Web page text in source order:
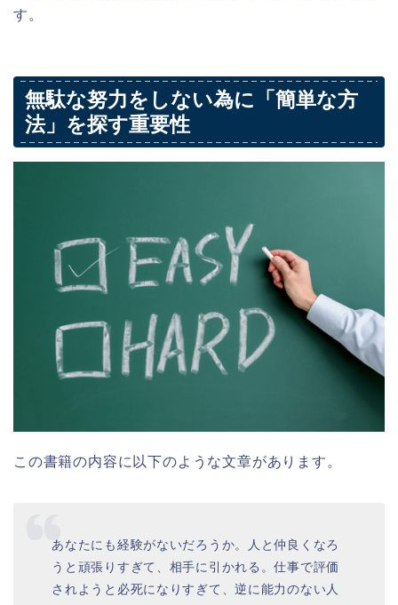
す。
無駄な努力をしない為に「簡単な方
法」を探す重要性
この書籍の内容に以下のような文章があります。
あなたにも経験がないだろうか。人と仲良くなろ
うと頑張りすぎて、相手に引かれる。仕事で評価
されようと必死になりすぎて、逆に能力のない人